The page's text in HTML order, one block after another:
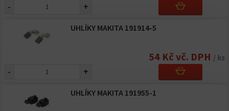
- +
UHLÍKY MAKITA 191914-5
54 Kč vč. DPH / ks
- +
UHLÍKY MAKITA 191955-1